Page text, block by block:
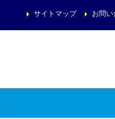
お問
サイトマップ